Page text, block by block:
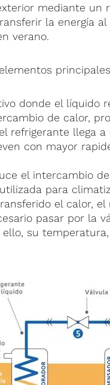
mediante un
la energía
verano.
donde el líquido
de calor,
refrigerante llega
con mayor
el intercambio
para
el calor,
pasar por la
su